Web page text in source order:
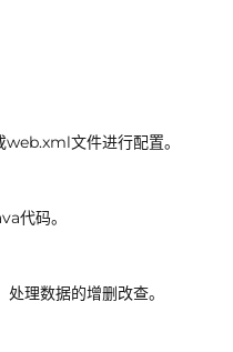
文件进行配置。
代码。
理数据的增删改查。